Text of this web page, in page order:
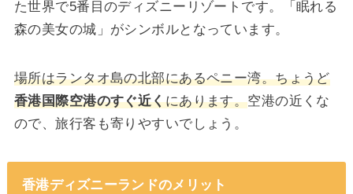
た世界で5番目のディズニーリゾートです。「眠れる
森の美女の城」がシンボルとなっています。
場所はランタオ島の北部にあるペニー湾。ちょうど
香港国際空港のすぐ近くにあります。空港の近くな
ので、旅行客も寄りやすいでしょう。
香港ディズニーランドのメリット